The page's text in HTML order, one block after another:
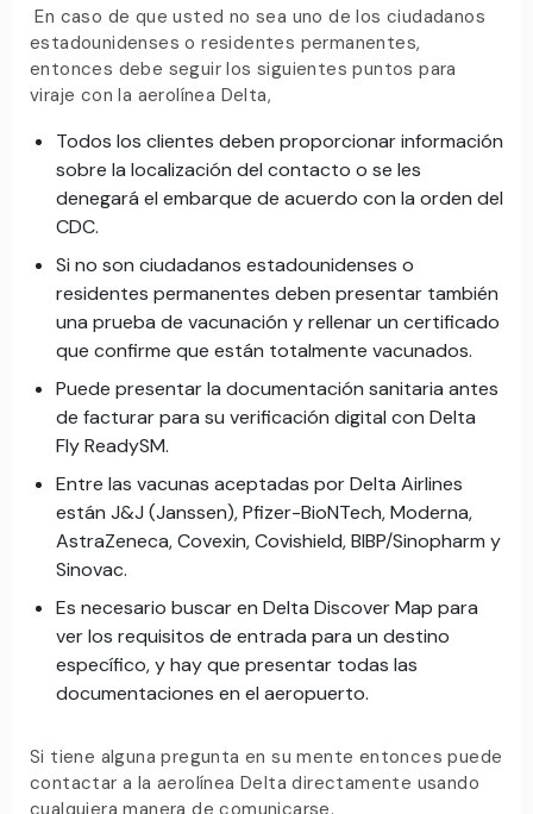
En caso de que usted no sea uno de los ciudadanos
estadounidenses o residentes permanentes,
entonces debe seguir los siguientes puntos para
viraje con la aerolínea Delta,
Todos los clientes deben proporcionar información
sobre la localización del contacto o se les
denegará el embarque de acuerdo con la orden del
CDC.
Si no son ciudadanos estadounidenses o
residentes permanentes deben presentar también
una prueba de vacunación y rellenar un certificado
que confirme que están totalmente vacunados.
Puede presentar la documentación sanitaria antes
de facturar para su verificación digital con Delta
Fly ReadySM.
Entre las vacunas aceptadas por Delta Airlines
están J&J (Janssen), Pfizer-BioNTech, Moderna,
AstraZeneca, Covexin, Covishield, BIBP/Sinopharm y
Sinovac.
Es necesario buscar en Delta Discover Map para
ver los requisitos de entrada para un destino
específico, y hay que presentar todas las
documentaciones en el aeropuerto.
Si tiene alguna pregunta en su mente entonces puede
contactar a la aerolínea Delta directamente usando